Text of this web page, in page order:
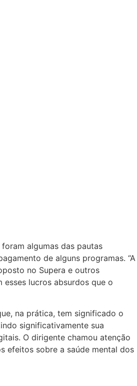
algumas das pautas
de alguns programas. “A
no Supera e outros
lucros absurdos que o
na prática, tem significado o
significativamente sua
O dirigente chamou atenção
efeitos sobre a saúde mental dos